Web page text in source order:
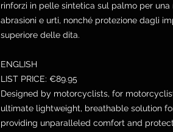
rinforzi in pelle sintetica sul palmo per
abrasioni e urti, nonché protezione dagli
superiore delle dita.
ENGLISH
LIST PRICE: €89.95
Designed by motorcyclists, for
ultimate lightweight, breathable solution
providing unparalleled comfort and